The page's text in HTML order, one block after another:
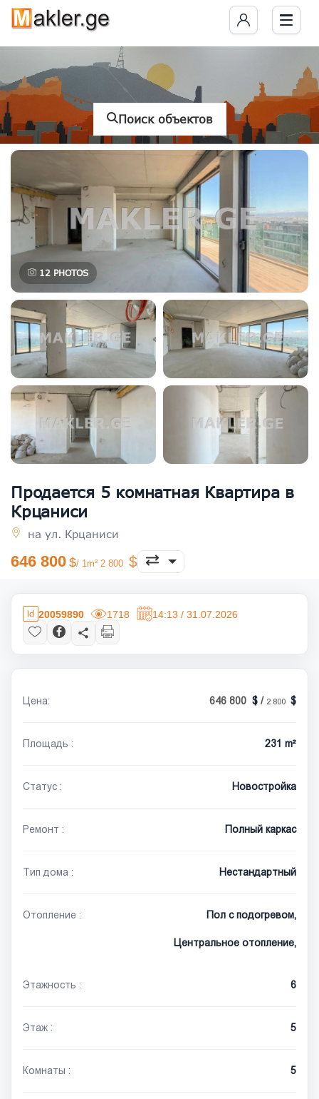
Поиск объектов
12 PHOTOS
Продается 5 комнатная Квартира в
Крцаниси
на ул. Крцаниси
646 800 / 1m² 2 800
20059890 1718 14:13 / 31.07.2026
Цена: 646 800 / 2 800
Площадь : 231 m²
Статус : Новостройка
Ремонт : Полный каркас
Тип дома : Нестандартный
Отопление : Пол с подогревом,
Центральное отопление,
Этажность : 6
Этаж : 5
Комнаты : 5